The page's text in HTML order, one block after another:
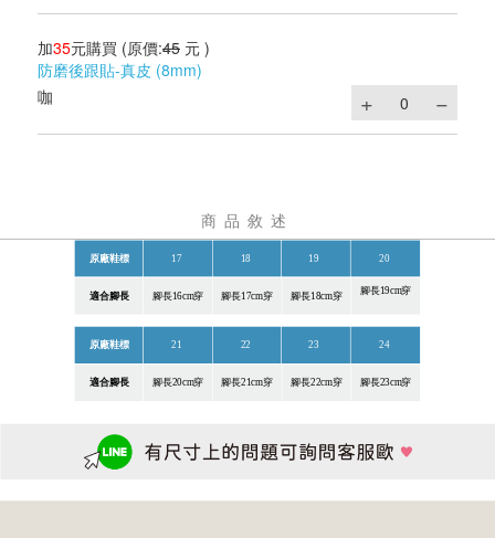
加35元購買 (原價:45 元 )
防磨後跟貼-真皮 (8mm)
咖
商品敘述